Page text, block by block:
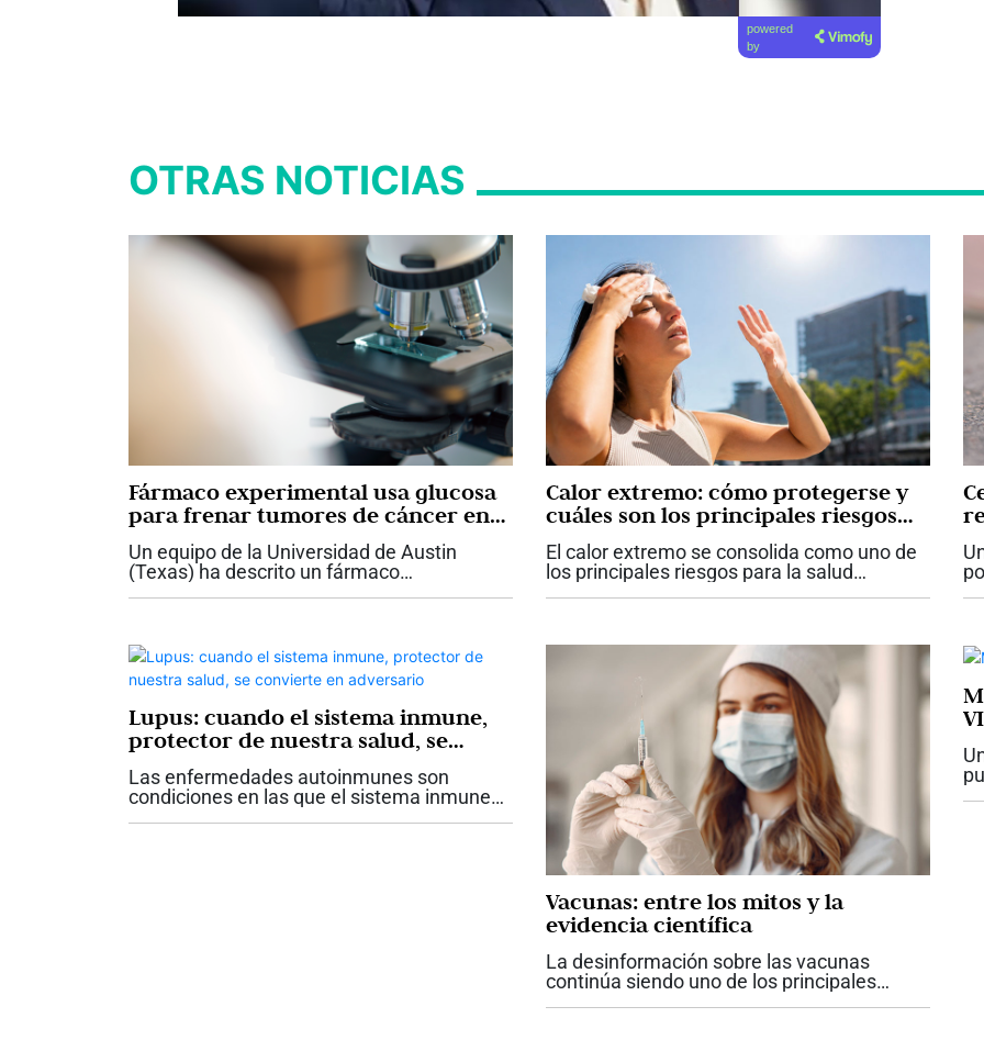
powered
by
OTRAS NOTICIAS
Fármaco experimental usa glucosa
para frenar tumores de cáncer en
ratones
Un equipo de la Universidad de Austin
(Texas) ha descrito un fármaco
grasa, lo que provoca...
Calor extremo: cómo protegerse y
cuáles son los principales riesgos
para la salud, según la OMS
El calor extremo se consolida como uno de
los principales riesgos para la salud
frecuencia,...
Lupus: cuando el sistema inmune,
protector de nuestra salud, se
convierte en adversario
Las enfermedades autoinmunes son
condiciones en las que el sistema inmune
Vacunas: entre los mitos y la
evidencia científica
La desinformación sobre las vacunas
continúa siendo uno de los principales